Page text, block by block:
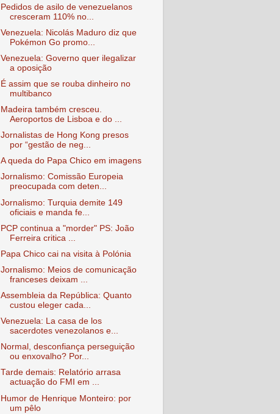
Pedidos de asilo de venezuelanos
cresceram 110% no...
Venezuela: Nicolás Maduro diz que
Pokémon Go promo...
Venezuela: Governo quer ilegalizar
a oposição
É assim que se rouba dinheiro no
multibanco
Madeira também cresceu.
Aeroportos de Lisboa e do ...
Jornalistas de Hong Kong presos
por “gestão de neg...
A queda do Papa Chico em imagens
Jornalismo: Comissão Europeia
preocupada com deten...
Jornalismo: Turquia demite 149
oficiais e manda fe...
PCP continua a "morder" PS: João
Ferreira critica ...
Papa Chico cai na visita à Polónia
Jornalismo: Meios de comunicação
franceses deixam ...
Assembleia da República: Quanto
custou eleger cada...
Venezuela: La casa de los
sacerdotes venezolanos e...
Normal, desconfiança perseguição
ou enxovalho? Por...
Tarde demais: Relatório arrasa
actuação do FMI em ...
Humor de Henrique Monteiro: por
um pêlo